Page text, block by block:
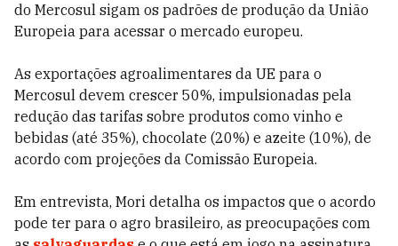
do Mercosul sigam os padrões de produção da União
Europeia para acessar o mercado europeu.
As exportações agroalimentares da UE para o
Mercosul devem crescer 50%, impulsionadas pela
redução das tarifas sobre produtos como vinho e
bebidas (até 35%), chocolate (20%) e azeite (10%), de
acordo com projeções da Comissão Europeia.
Em entrevista, Mori detalha os impactos que o acordo
pode ter para o agro brasileiro, as preocupações com